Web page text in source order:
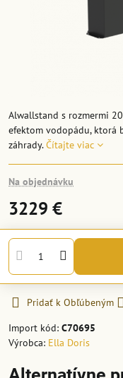
Alwallstand s rozmermi
efektom vodopádu, ktorá
záhrady.Čítajte viac
Na objednávku
3229 €
Pridať k Obľúbeným
Import kód: C70695
Výrobca: Ella Doris